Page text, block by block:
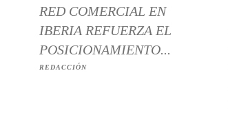
RED COMERCIAL EN
IBERIA REFUERZA EL
POSICIONAMIENTO...
REDACCIÓN